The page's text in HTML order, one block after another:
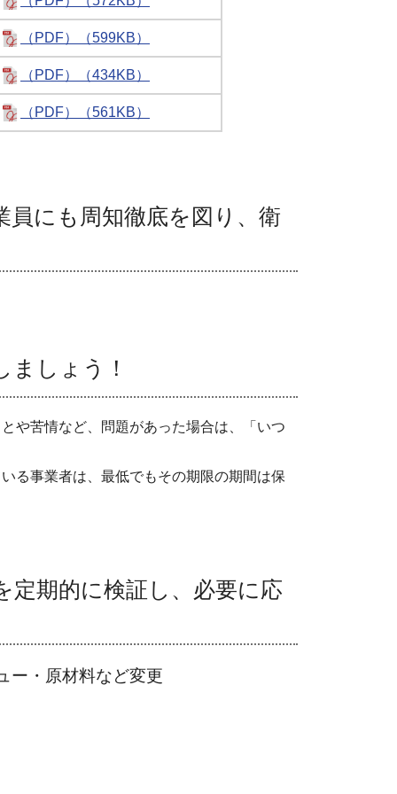
（PDF）（599KB）
（PDF）（434KB）
（PDF）（561KB）
にも周知徹底を図り、衛
しょう！
や苦情など、問題があった場合は、「いつ
る事業者は、最低でもその期限の期間は保
期的に検証し、必要に応
ー・原材料など変更